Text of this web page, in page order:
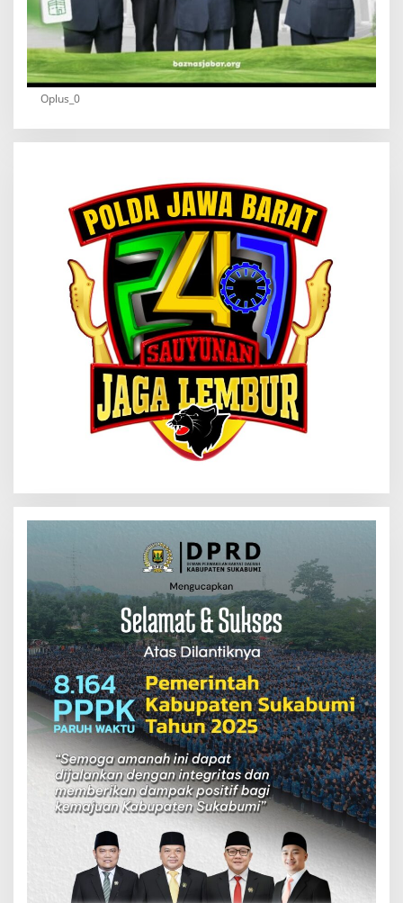
Oplus_0